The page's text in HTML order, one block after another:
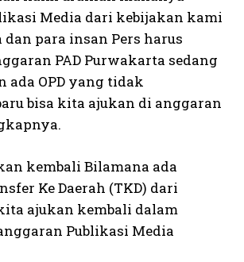
Media dari kebijakan kami
dan para insan Pers harus
PAD Purwakarta sedang
ada OPD yang tidak
bisa kita ajukan di anggaran
kembali Bilamana ada
Ke Daerah (TKD) dari
ajukan kembali dalam
Publikasi Media